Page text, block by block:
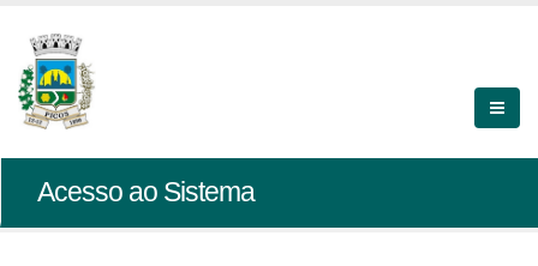
Acesso ao Sistema